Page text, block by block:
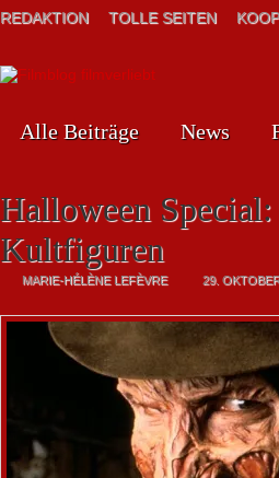
REDAKTION TOLLE SEITEN
Alle Beiträge News
Halloween
Kultfiguren
MARIE-HÉLÈNE LEFÈVRE 29.